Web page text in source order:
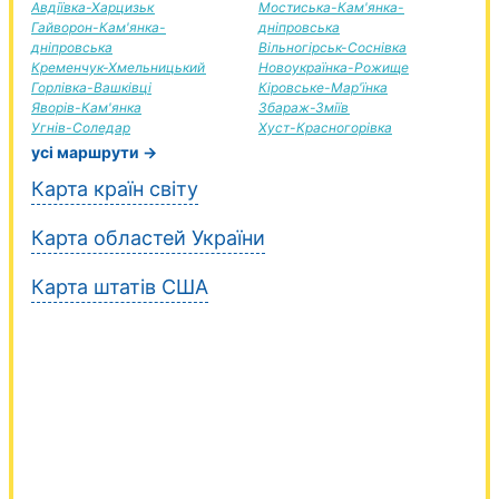
Авдіївка-Харцизьк
Гайворон-Кам'янка-
дніпровська
Кременчук-Хмельницький
Горлівка-Вашківці
Яворів-Кам'янка
Угнів-Соледар
Мостиська-Кам'янка-
дніпровська
Вільногірськ-Соснівка
Новоукраїнка-Рожище
Кіровське-Мар'їнка
Збараж-Зміїв
Хуст-Красногорівка
усі маршрути →
Карта країн світу
Карта областей України
Карта штатів США